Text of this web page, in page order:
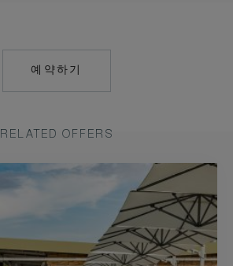
예약하기
HTTPS://
RELATED OFFERS